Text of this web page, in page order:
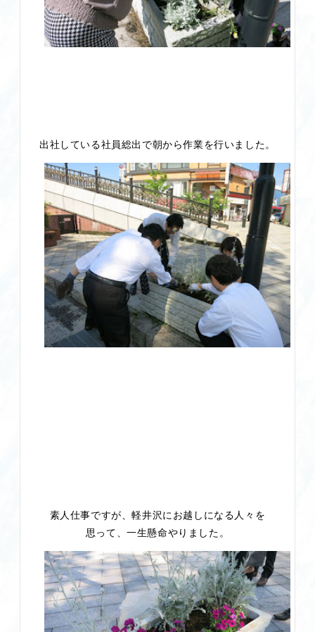
出社している社員総出で朝から作業を行いました。
素人仕事ですが、軽井沢にお越しになる人々を
思って、一生懸命やりました。